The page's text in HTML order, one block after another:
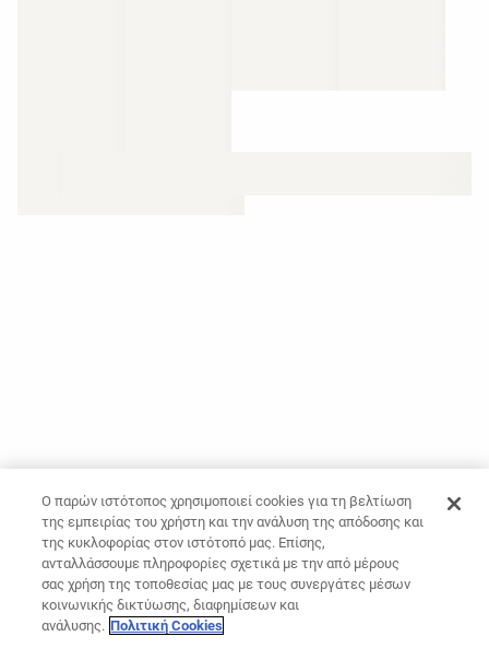
Ο παρών ιστότοπος χρησιμοποιεί cookies για τη βελτίωση
της εμπειρίας του χρήστη και την ανάλυση της απόδοσης και
της κυκλοφορίας στον ιστότοπό μας. Επίσης,
ανταλλάσσουμε πληροφορίες σχετικά με την από μέρους
σας χρήση της τοποθεσίας μας με τους συνεργάτες μέσων
κοινωνικής δικτύωσης, διαφημίσεων και
ανάλυσης. Πολιτική Cookies